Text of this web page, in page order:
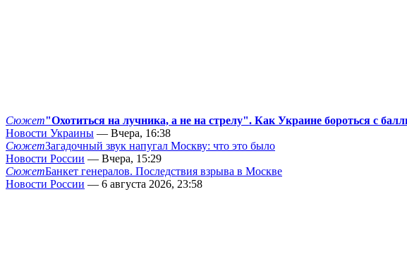
Сюжет"Охотиться на лучника, а не на стрелу". Как Украине бороться с
Новости Украины — Вчера, 16:38
СюжетЗагадочный звук напугал Москву: что это было
Новости России — Вчера, 15:29
СюжетБанкет генералов. Последствия взрыва в Москве
Новости России — 6 августа 2026, 23:58